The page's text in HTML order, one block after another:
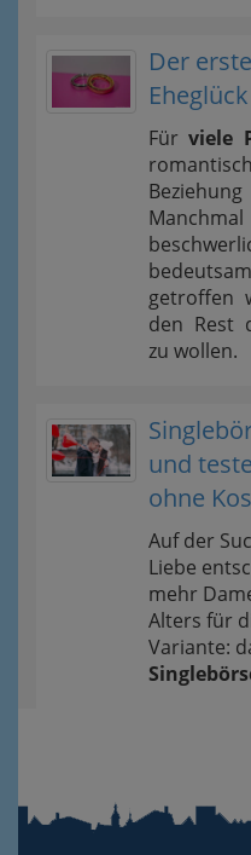
Der
Fürviele
getroffen
den Rest
zu wollen.
und
ohne
Auf der
Liebe
mehr
Alters für
Variante: